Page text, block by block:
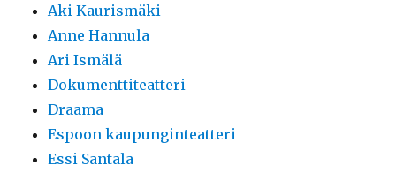
Aki Kaurismäki
Anne Hannula
Ari Ismälä
Dokumenttiteatteri
Draama
Espoon kaupunginteatteri
Essi Santala